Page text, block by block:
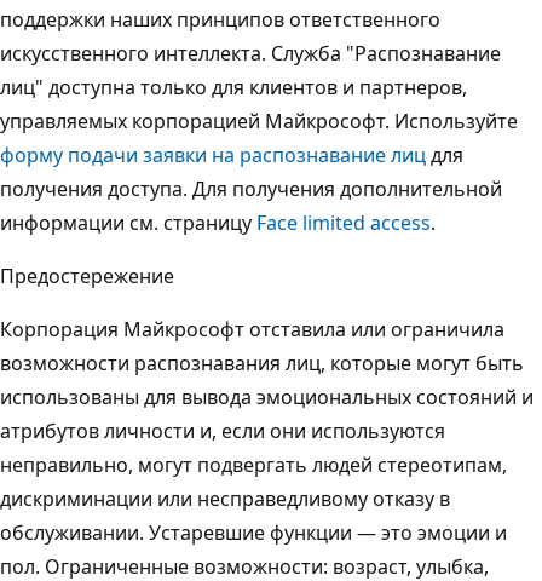
поддержки наших принципов ответственного
искусственного интеллекта. Служба "Распознавание
лиц" доступна только для клиентов и партнеров,
управляемых корпорацией Майкрософт. Используйте
форму подачи заявки на распознавание лицдля
получения доступа. Для получения дополнительной
информации см. страницу Face limited access.
Предостережение
Корпорация Майкрософт отставила или ограничила
возможности распознавания лиц, которые могут быть
использованы для вывода эмоциональных состояний и
атрибутов личности и, если они используются
неправильно, могут подвергать людей стереотипам,
дискриминации или несправедливому отказу в
обслуживании. Устаревшие функции — это эмоции и
пол. Ограниченные возможности: возраст, улыбка,